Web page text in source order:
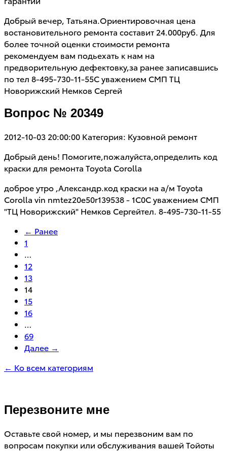
Добрый вечер, Татьяна.Ориентировочная цена
востановительного ремонта составит 24.000руб. Для
более точной оценки стоимости ремонта
рекомендуем вам подьехать к нам на
предворительную дефектовку,за ранее записавшись
по тел 8-495-730-11-55С уважением СМП ТЦ
Новорижский Немков Сергей
Вопрос № 20349
2012-10-03 20:00:00 Категория: Кузовной ремонт
Добрый день! Помогите,пожалуйста,определить код
краски для ремонта Toyota Corolla
доброе утро ,Александр.код краски на а/м Toyota
Corolla vin nmtez20e50r139538 - 1С0С уважением СМП
"ТЦ Новорижский" Немков Сергейтел. 8-495-730-11-55
← Ранее
1
…
12
13
14
15
16
…
69
Далее →
← Ко всем категориям
Перезвоните мне
Оставьте свой номер, и мы перезвоним вам по
вопросам покупки или обслуживания вашей Тойоты